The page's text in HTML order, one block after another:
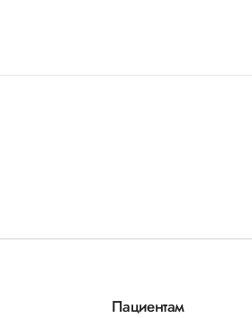
Пациентам